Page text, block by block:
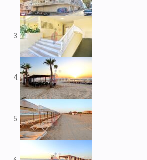
V1974
V1975
V1980
V1984
V2022
V2023
V2024
V2026
V2037
V2038
V2039
V2043
V2045
V2049
V2052
V2056B
V2060